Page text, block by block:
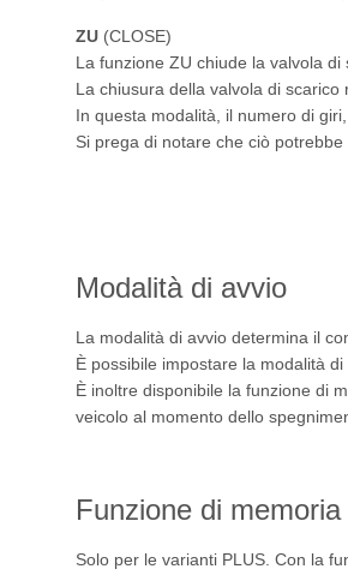
ZU (CLOSE)
La funzione ZU chiude la valvola di
La chiusura della valvola di scarico
In questa modalità, il numero di
Si prega di notare che ciò
Modalità di avvio
La modalità di avvio determina il
È possibile impostare la modalità
È inoltre disponibile la funzione di
veicolo al momento dello
Funzione di memoria
Solo per le varianti PLUS. Con la